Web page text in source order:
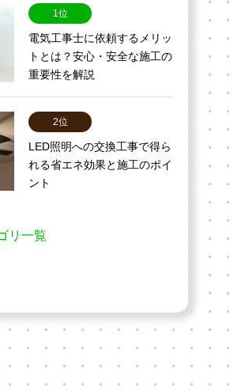
1位
電気工事士に依頼するメリッ
トとは？安心・安全な施工の
重要性を解説
2位
LED照明への交換工事で得ら
れる省エネ効果と施工のポイ
ント
リ一覧